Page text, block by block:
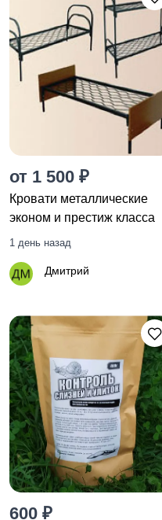
от 1 500 ₽
Кровати металлические
эконом и престиж класса
1 день назад
Дмитрий
600 ₽